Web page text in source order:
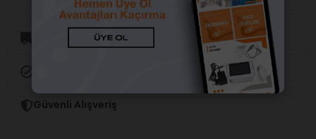
Aynı Gün Kargo
Güvenli Alışveriş